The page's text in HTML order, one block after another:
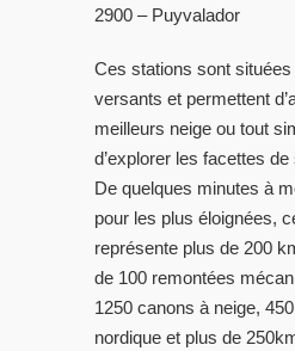
2900 – Puyvalador
Ces stations sont
versants et permettent
meilleurs neige ou tout
d’explorer les facettes
De quelques minutes à
pour les plus éloignées,
représente plus de 200
de 100 remontées
1250 canons à neige,
nordique et plus de